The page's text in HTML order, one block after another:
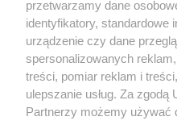
przetwarzamy dane
identyfikatory, standardowe
urządzenie czy dane
spersonalizowanych
treści, pomiar reklam i
ulepszanie usług. Za
Partnerzy możemy używać